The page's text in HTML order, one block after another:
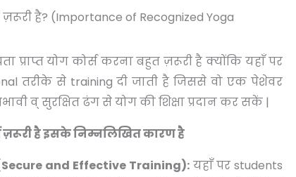
ज़रूरी है? (Importance of Recognized Yoga
प्राप्त योग कोर्स करना बहुत ज़रूरी है क्योंकि यहाँ पर
तरीके से training दी जाती है जिससे वो एक पेशेवर
व् सुरक्षित ढंग से योग की शिक्षा प्रदान कर सकें |
ज़रूरी है इसके निम्नलिखित कारण है
(Secure and Effective Training):यहाँ पर students